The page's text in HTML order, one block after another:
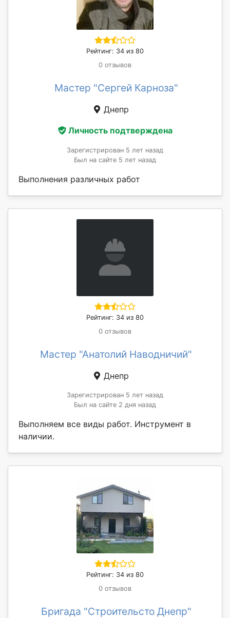
Рейтинг: 34 из 80
0 отзывов
Мастер "Сергей Карноза"
Днепр
Личность подтверждена
Зарегистрирован 5 лет назад
Был на сайте 5 лет назад
Выполнения различных работ
Рейтинг: 34 из 80
0 отзывов
Мастер "Анатолий Наводничий"
Днепр
Зарегистрирован 5 лет назад
Был на сайте 2 дня назад
Выполняем все виды работ. Инструмент в
наличии.
Рейтинг: 34 из 80
0 отзывов
Бригада "Строительсто Днепр"